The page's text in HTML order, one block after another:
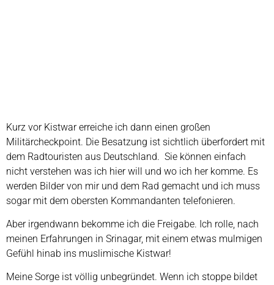
Kurz vor Kistwar erreiche ich dann einen großen
Militärcheckpoint. Die Besatzung ist sichtlich überfordert mit
dem Radtouristen aus Deutschland. Sie können einfach
nicht verstehen was ich hier will und wo ich her komme. Es
werden Bilder von mir und dem Rad gemacht und ich muss
sogar mit dem obersten Kommandanten telefonieren.
Aber irgendwann bekomme ich die Freigabe. Ich rolle, nach
meinen Erfahrungen in Srinagar, mit einem etwas mulmigen
Gefühl hinab ins muslimische Kistwar!
Meine Sorge ist völlig unbegründet. Wenn ich stoppe bildet